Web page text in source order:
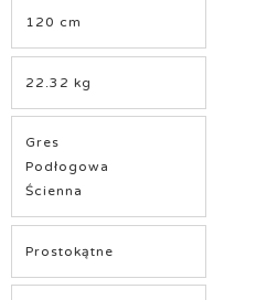
120 cm
22.32 kg
Gres
Podłogowa
Ścienna
Prostokątne